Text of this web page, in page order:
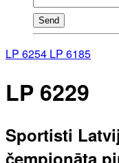
Send
LP 6254 LP 6185
LP 6229
Sportisti
čempionāta